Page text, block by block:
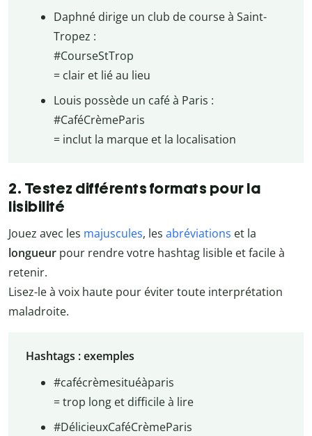
Daphné dirige un club de course à Saint-
Tropez :
#CourseStTrop
= clair et lié au lieu
Louis possède un café à Paris :
#CaféCrèmeParis
= inclut la marque et la localisation
2. Testez différents formats pour la
lisibilité
Jouez avec les majuscules, les abréviations et la
longueur pour rendre votre hashtag lisible et facile à
retenir.
Lisez-le à voix haute pour éviter toute interprétation
maladroite.
Hashtags : exemples
#cafécrèmesituéàparis
= trop long et difficile à lire
#DélicieuxCaféCrèmeParis